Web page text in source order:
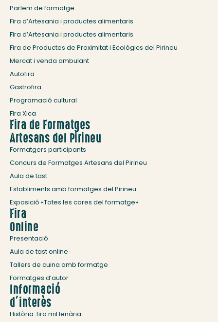
Parlem de formatge
Fira d’Artesania i productes alimentaris
Fira d’Artesania i productes alimentaris
Fira de Productes de Proximitat i Ecològics del Pirineu
Mercat i venda ambulant
Autofira
Gastrofira
Programació cultural
Fira Xica
Fira de Formatges
Artesans del Pirineu
Formatgers participants
Concurs de Formatges Artesans del Pirineu
Aula de tast
Establiments amb formatges del Pirineu
Exposició «Totes les cares del formatge»
Fira
Online
Presentació
Aula de tast online
Tallers de cuina amb formatge
Formatges d’autor
Informació
d’interès
Història: fira mil·lenària